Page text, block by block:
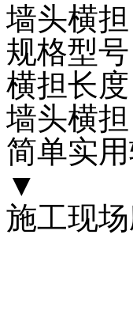
墙头横担
规格型
横担长
墙头横
简单实用
▼
施工现